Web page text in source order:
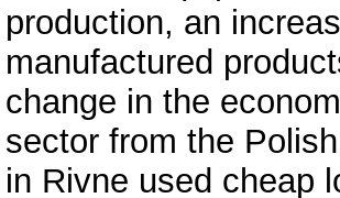
production, an
manufactured
change in the
sector from the
in Rivne used cheap